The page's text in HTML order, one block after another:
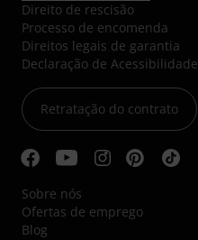
Direito de rescisão
Processo de encomenda
Direitos legais de garantia
Declaração de Acessibilidade
Retratação do contrato
Sobre nós
Ofertas de emprego
Blog